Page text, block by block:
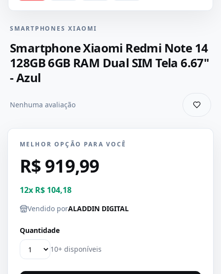
SMARTPHONES XIAOMI
Smartphone Xiaomi Redmi Note 14
128GB 6GB RAM Dual SIM Tela 6.67"
- Azul
Nenhuma avaliação
MELHOR OPÇÃO PARA VOCÊ
R$ 919,99
12x R$ 104,18
Vendido porALADDIN DIGITAL
Quantidade
10+ disponíveis